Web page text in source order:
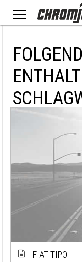
FIAT TIPO